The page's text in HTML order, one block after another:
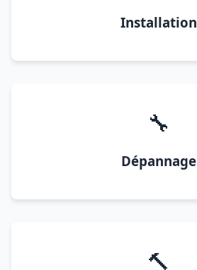
Installation
🔧
Dépannage
🔨